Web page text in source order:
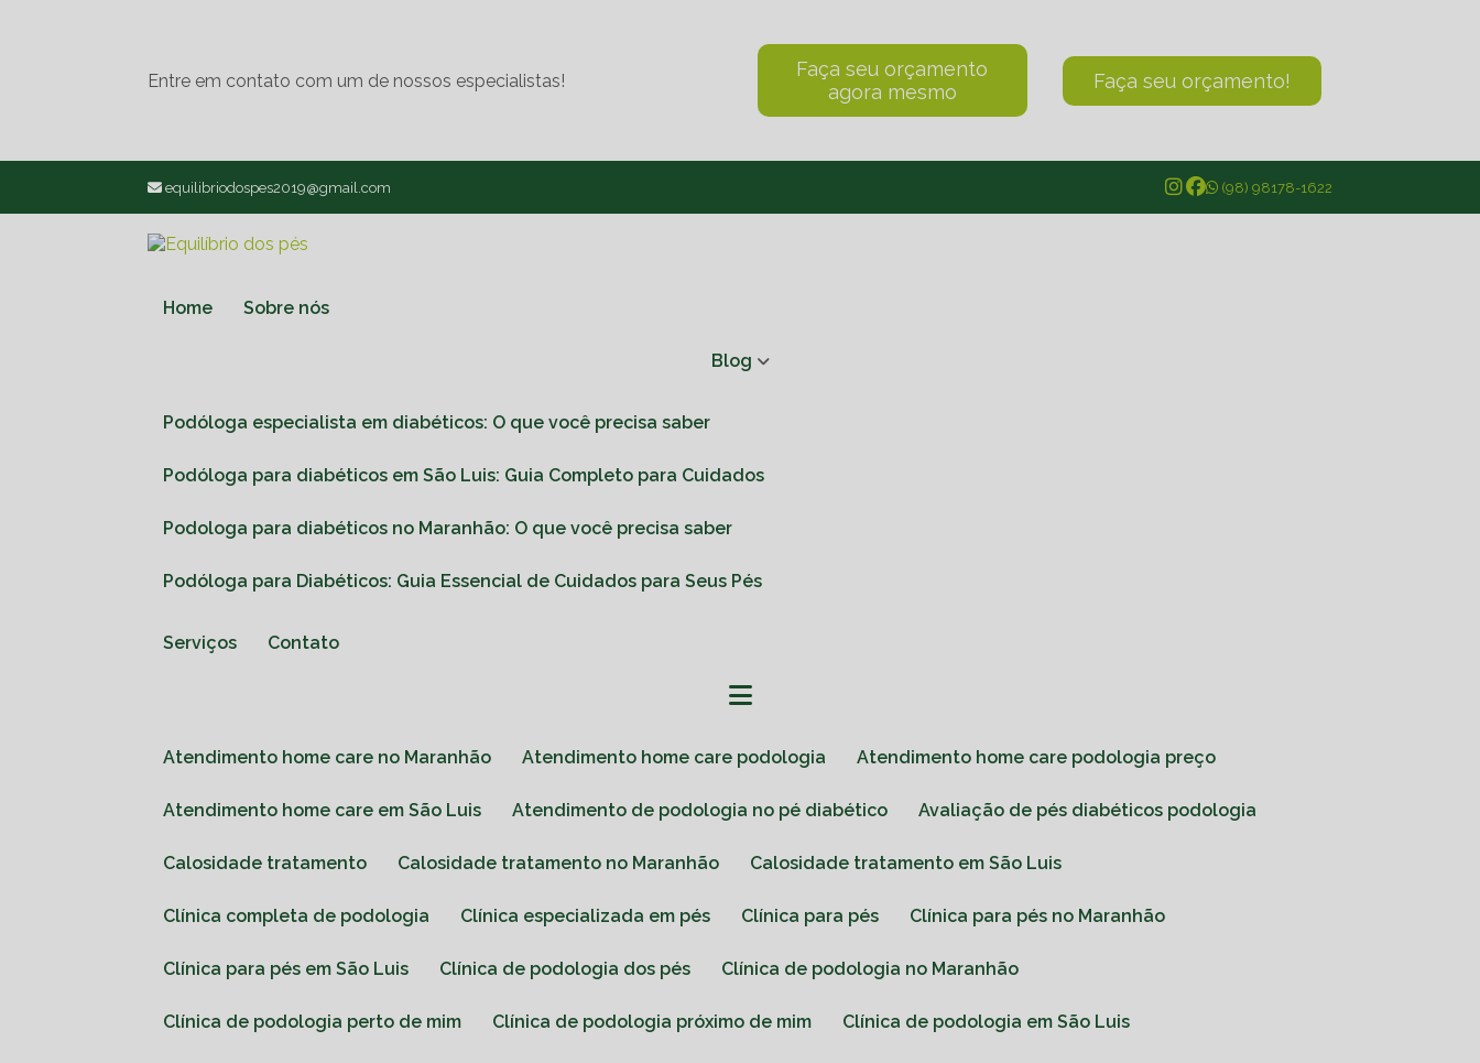
Entre em contato com um de nossos especialistas!
Faça seu orçamento
agora mesmo
Faça seu orçamento!
equilibriodospes2019@gmail.com (98) 98178-1622
Home Sobre nós
Blog
Podóloga especialista em diabéticos: O que você precisa saber
Podóloga para diabéticos em São Luis: Guia Completo para Cuidados
Podologa para diabéticos no Maranhão: O que você precisa saber
Podóloga para Diabéticos: Guia Essencial de Cuidados para Seus Pés
Serviços Contato
Atendimento home care no Maranhão Atendimento home care podologia Atendimento home care podologia preço
Atendimento home care em São Luis Atendimento de podologia no pé diabético Avaliação de pés diabéticos podologia
Calosidade tratamento Calosidade tratamento no Maranhão Calosidade tratamento em São Luis
Clínica completa de podologia Clínica especializada em pés Clínica para pés Clínica para pés no Maranhão
Clínica para pés em São Luis Clínica de podologia dos pés Clínica de podologia no Maranhão
Clínica de podologia perto de mim Clínica de podologia próximo de mim Clínica de podologia em São Luis